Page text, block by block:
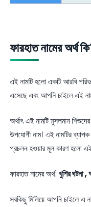
ফারহাত নামের অর্থ
এই নামটি হলো একটি আরবি
এসেছে এবং আপনি চাইলে এই
অর্থাৎ এই নামটি মুসলমান
উপযোগী নাম। এই নামটির
প্রচলন হওয়ার মূল কারণ হলো এই
ফারহাত নামের অর্থ: খুশির ঘটনা
সবকিছু মিলিয়ে আপনি চাইলে এ